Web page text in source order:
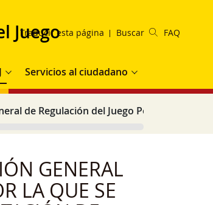
Juego
Traducir esta página Buscar FAQ
Servicios al ciudadano
de Regulación del Juego Por La Que
GENERAL
LA QUE SE